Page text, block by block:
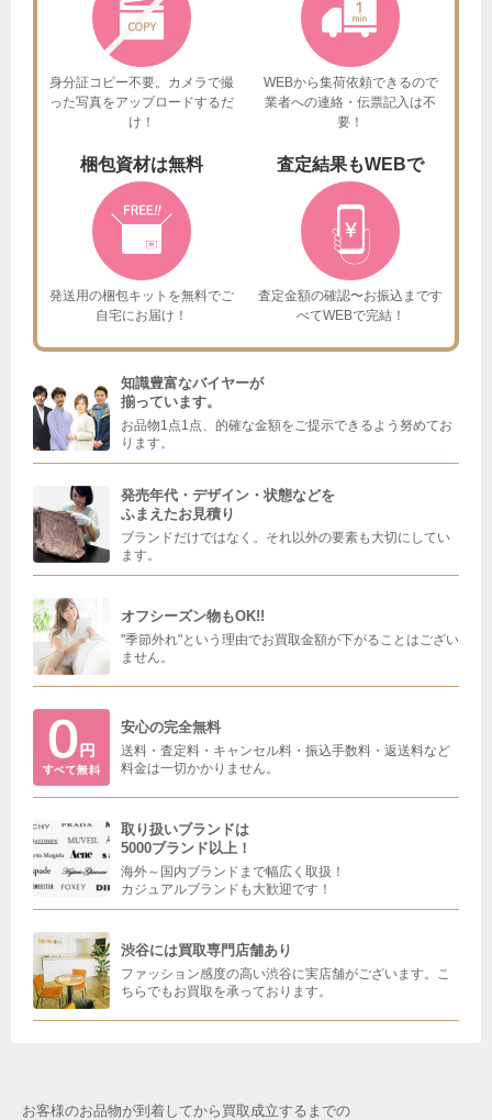
身分証コピー不要。カメラで撮
った写真をアップロードするだ
け！
WEBから集荷依頼できるので
業者への連絡・伝票記入は不
要！
梱包資材は無料
発送用の梱包キットを無料でご
自宅にお届け！
査定結果もWEBで
査定金額の確認〜お振込まです
べてWEBで完結！
知識豊富なバイヤーが
揃っています。
お品物1点1点、的確な金額をご提示できるよう努めてお
ります。
発売年代・デザイン・状態などを
ふまえたお見積り
ブランドだけではなく。それ以外の要素も大切にしてい
ます。
オフシーズン物もOK!!
"季節外れ"という理由でお買取金額が下がることはござい
ません。
安心の完全無料
送料・査定料・キャンセル料・振込手数料・返送料など
料金は一切かかりません。
取り扱いブランドは
5000ブランド以上！
海外～国内ブランドまで幅広く取扱！
カジュアルブランドも大歓迎です！
渋谷には買取専門店舗あり
ファッション感度の高い渋谷に実店舗がございます。こ
ちらでもお買取を承っております。
お客様のお品物が到着してから買取成立するまでの